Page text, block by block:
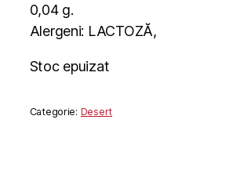
0,04 g.
Alergeni: LACTOZĂ,
Stoc epuizat
Categorie: Desert